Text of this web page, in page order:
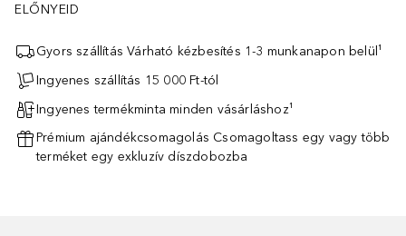
ELŐNYEID
Gyors szállítás Várható kézbesítés 1-3 munkanapon belül¹
Ingyenes szállítás 15 000 Ft-tól
Ingyenes termékminta minden vásárláshoz¹
Prémium ajándékcsomagolás Csomagoltass egy vagy több
terméket egy exkluzív díszdobozba